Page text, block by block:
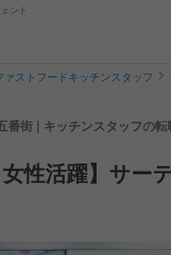
ント
ァストフードキッチンスタッフ
番街 | キッチンスタッフの
性活躍】サー